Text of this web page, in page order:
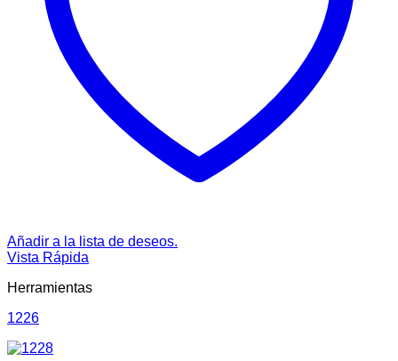
Añadir a la lista de deseos.
Vista Rápida
Herramientas
1226